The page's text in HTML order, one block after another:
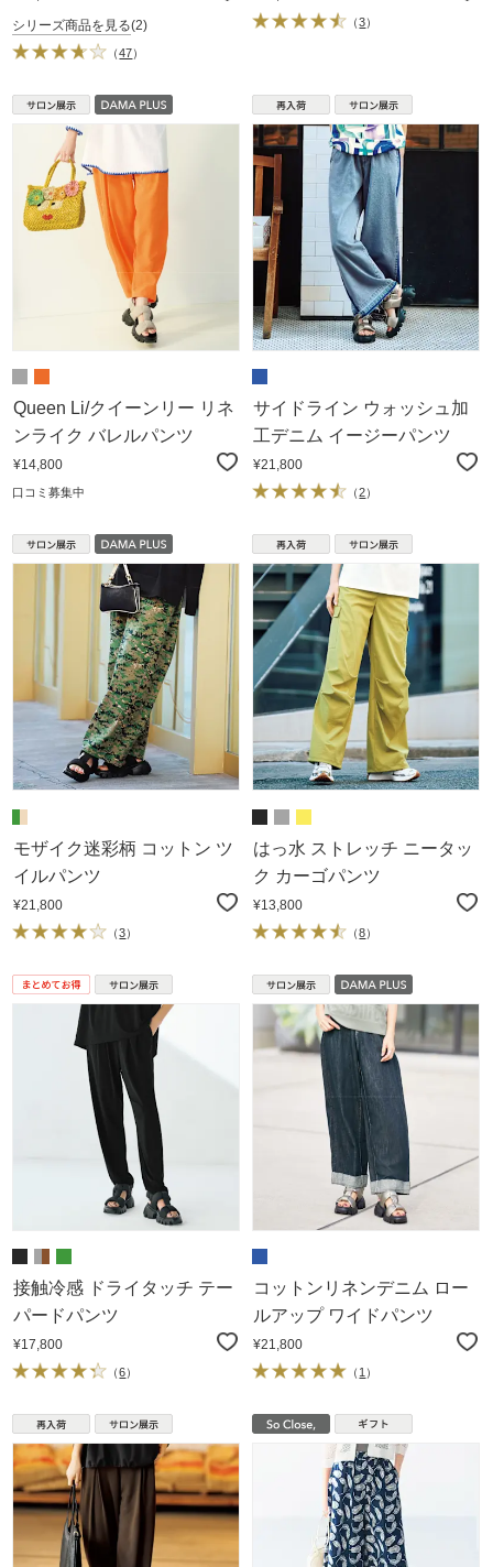
シリーズ商品を見る(2)
（47）
（3）
Queen Li/クイーンリー リネ
ンライク バレルパンツ
¥14,800
口コミ募集中
サイドライン ウォッシュ加
工デニム イージーパンツ
¥21,800
（2）
モザイク迷彩柄 コットン ツ
イルパンツ
¥21,800
（3）
はっ水 ストレッチ ニータッ
ク カーゴパンツ
¥13,800
（8）
接触冷感 ドライタッチ テー
パードパンツ
¥17,800
（6）
コットンリネンデニム ロー
ルアップ ワイドパンツ
¥21,800
（ 1 ）